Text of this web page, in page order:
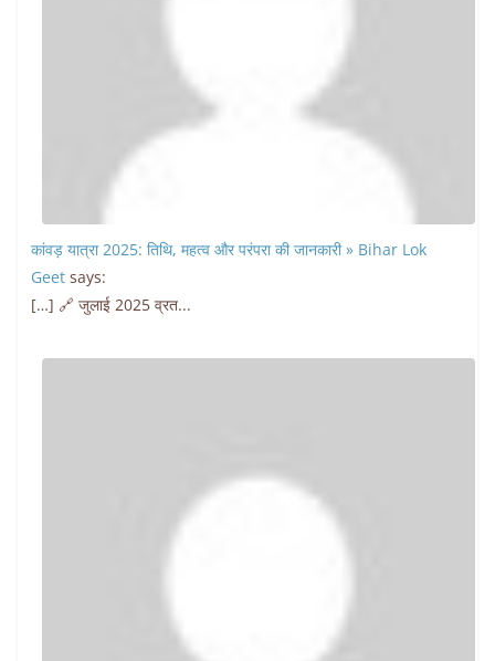
कांवड़ यात्रा 2025: तिथि, महत्व और परंपरा की जानकारी » Bihar Lok
Geet says:
[…] 🔗 जुलाई 2025 व्रत...